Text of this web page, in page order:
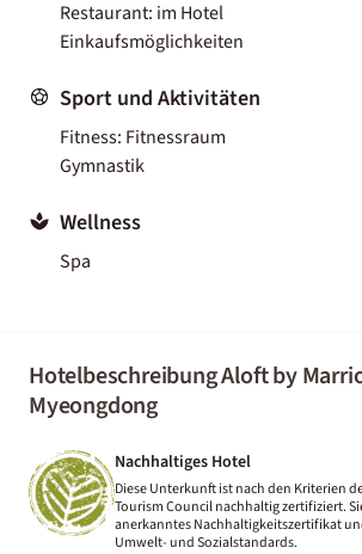
Restaurant: im Hotel
Einkaufsmöglichkeiten
Sport und Aktivitäten
Fitness: Fitnessraum
Gymnastik
Wellness
Spa
Hotelbeschreibung Aloft by
Myeongdong
Nachhaltiges Hotel
Diese Unterkunft ist nach den Kriterien
Tourism Council nachhaltig zertifiziert.
anerkanntes Nachhaltigkeitszertifikat
Umwelt- und Sozialstandards.